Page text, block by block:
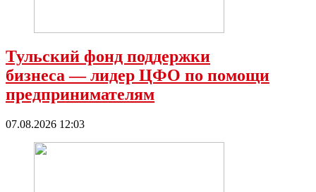
Тульский фонд поддержки
бизнеса — лидер ЦФО по помощи
предпринимателям
07.08.2026 12:03